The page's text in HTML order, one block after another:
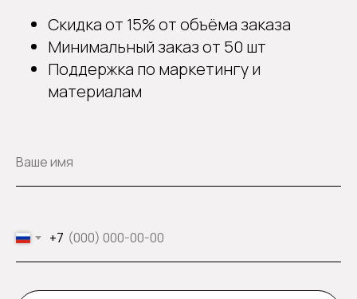
Скидка от 15% от объёма заказа
Минимальный заказ от 50 шт
Поддержка по маркетингу и
материалам
+7